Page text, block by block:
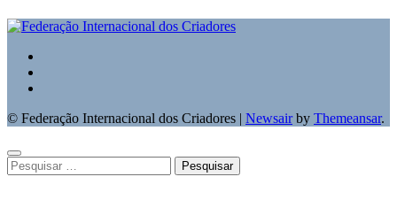
© Federação Internacional dos Criadores | Newsairby Themeansar.
Pesquisar
por: